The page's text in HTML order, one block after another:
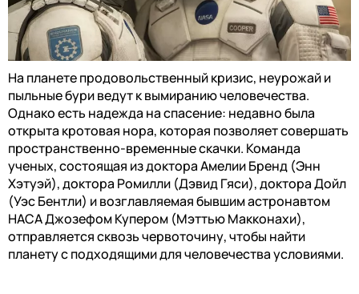
На планете продовольственный кризис, неурожай и
пыльные бури ведут к вымиранию человечества.
Однако есть надежда на спасение: недавно была
открыта кротовая нора, которая позволяет совершать
пространственно-временные скачки. Команда
ученых, состоящая из доктора Амелии Бренд (Энн
Хэтуэй), доктора Ромилли (Дэвид Гяси), доктора Дойл
(Уэс Бентли) и возглавляемая бывшим астронавтом
НАСА Джозефом Купером (Мэттью Макконахи),
отправляется сквозь червоточину, чтобы найти
планету с подходящими для человечества условиями.